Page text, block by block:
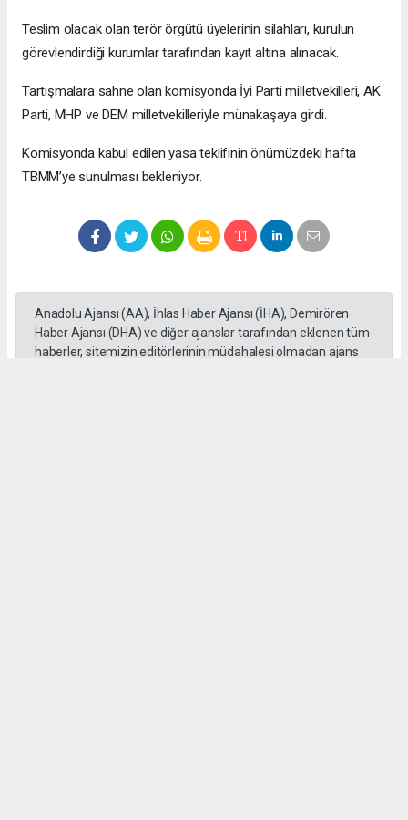
Teslim olacak olan terör örgütü üyelerinin silahları, kurulun
görevlendirdiği kurumlar tarafından kayıt altına alınacak.
Tartışmalara sahne olan komisyonda İyi Parti milletvekilleri, AK
Parti, MHP ve DEM milletvekilleriyle münakaşaya girdi.
Komisyonda kabul edilen yasa teklifinin önümüzdeki hafta
TBMM’ye sunulması bekleniyor.
Anadolu Ajansı (AA), İhlas Haber Ajansı (İHA), Demirören
Haber Ajansı (DHA) ve diğer ajanslar tarafından eklenen tüm
haberler, sitemizin editörlerinin müdahalesi olmadan ajans